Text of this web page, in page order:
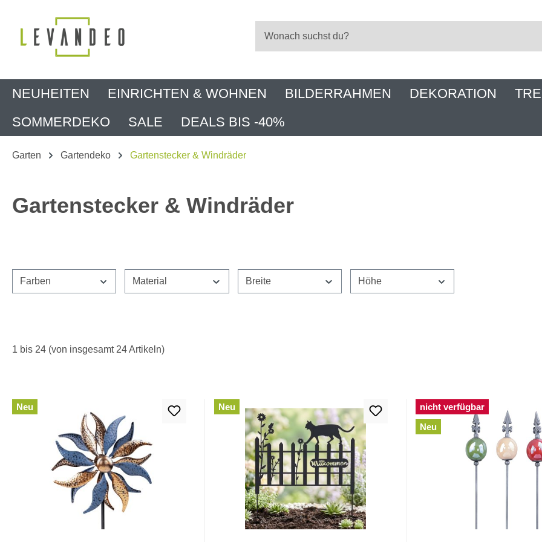
NEUHEITEN EINRICHTEN & WOHNEN BILDERRAHMEN DEKORATION
SOMMERDEKO
SALE DEALS BIS -40%
Garten Gartendeko Gartenstecker & Windräder
Gartenstecker & Windräder
Farben Material Breite Höhe
1 bis 24 (von insgesamt 24 Artikeln)
Neu Neu
nicht verfügbar
Neu